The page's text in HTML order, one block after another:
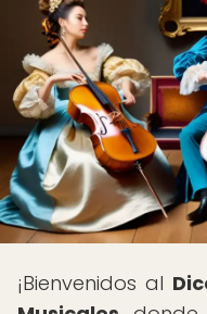
¡Bienvenidos al